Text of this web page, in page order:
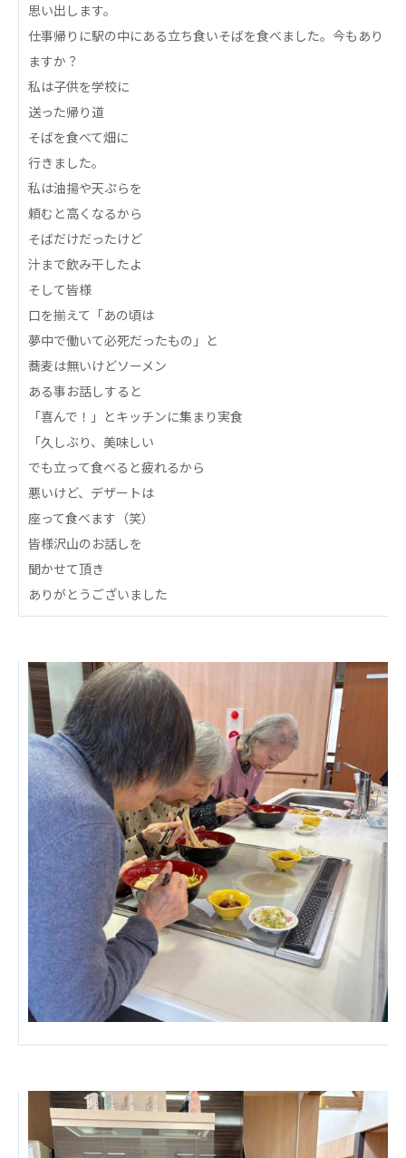
医療法人社団 美翔会
聖心美容クリニック
S-Labo（渋谷院）
医療法人社団 デンタルケアコミュニティ
フォレストデンタルクリニック
医療法人 共生会
松園病院介護医療院
松園第二病院
複合ケアセンターまつぞの
医療法人社団 鴻愛会
こうのす共生病院
OKP with Life クリニック
こうのすナーシングホーム共生園
あげお共生の家
西京都クリニック
洛桂の郷
桂寿の郷
訪問看護ステーション秋桜
上桂の郷
ファミリエール吉祥院
教育（共に生きる仲間達）
国際医療専門学校
明星幼稚園 志学会高等学校
特定非営利活動法人ファイアーレッズメディカルスポ
ーツクラブ
特定非営利活動法人アート応援隊
その他
Mediclude 株式会社アジアメデカ元気事業団
株式会社フラワーコミュニティ放送
Medicare Lead Japan
株式会社日本医科学研究所
特定非営利活動法人共生フォーラム
特定非営利活動法人日本医療福祉機構
株式会社アメックファーマシー
思い出します。
仕事帰りに駅の中にある立ち食いそばを食べました。今もあり
ますか？
私は子供を学校に
送った帰り道
そばを食べて畑に
行きました。
私は油揚や天ぷらを
頼むと高くなるから
そばだけだったけど
汁まで飲み干したよ
そして皆様
口を揃えて「あの頃は
夢中で働いて必死だったもの」と
蕎麦は無いけどソーメン
ある事お話しすると
「喜んで！」とキッチンに集まり実食
「久しぶり、美味しい
でも立って食べると疲れるから
悪いけど、デザートは
座って食べます（笑）
皆様沢山のお話しを
聞かせて頂き
ありがとうございました